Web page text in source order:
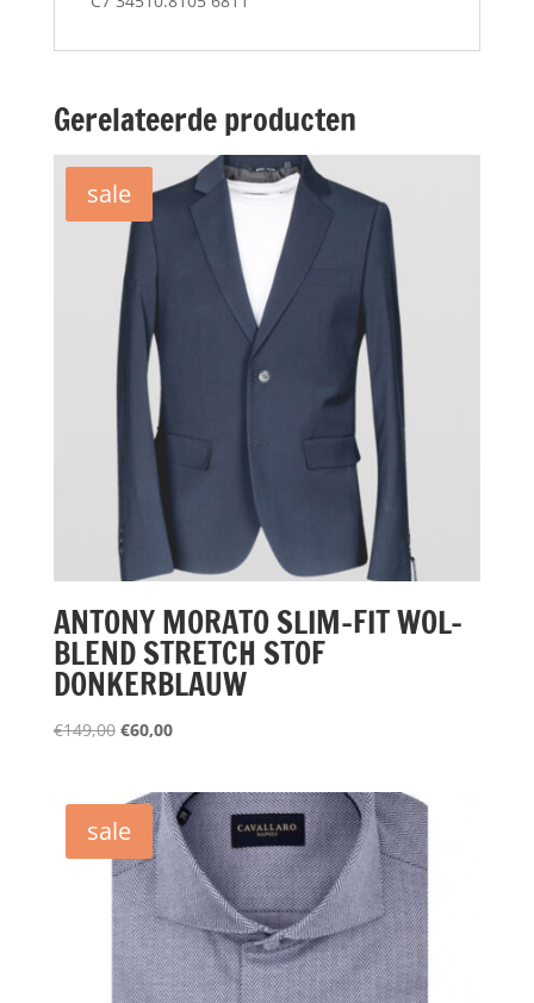
Gerelateerde producten
sale
ANTONY MORATO SLIM-FIT WOL-
BLEND STRETCH STOF
DONKERBLAUW
€149,00 Oorspronkelijke
€149,00.
€60,00Huidige
€60,00.
sale